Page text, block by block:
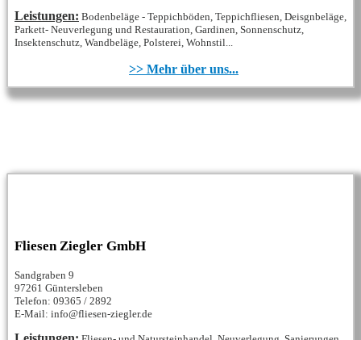
Leistungen: Bodenbeläge - Teppichböden, Teppichfliesen, Deisgnbeläge,
Parkett- Neuverlegung und Restauration, Gardinen, Sonnenschutz,
Insektenschutz, Wandbeläge, Polsterei, Wohnstil...
>> Mehr über uns...
Fliesen Ziegler GmbH
Sandgraben 9
97261 Güntersleben
Telefon: 09365 / 2892
E-Mail: info@fliesen-ziegler.de